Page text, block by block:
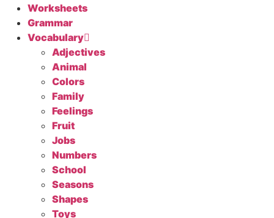
Worksheets
Grammar
Vocabulary
Adjectives
Animal
Colors
Family
Feelings
Fruit
Jobs
Numbers
School
Seasons
Shapes
Toys